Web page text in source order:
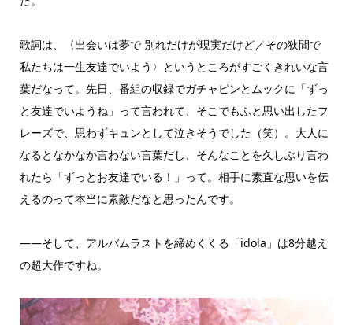
歌詞は、〈出会いは夢で 別れだけが現実だけど／その狭間で
私たちは一生友達でいよう〉というところがすごくきれいな言
葉だなって。先日、番組の収録でガチャピンとムックに「ずっ
と友達でいようね」って言われて、そこでもふと思い出したフ
レーズで、思わずキュンとして泣きそうでした（笑）。大人に
なるとなかなか言わない言葉だし、そんなことを久しぶり言わ
れたら「ずっとお友達でいる！」って。相手に素直な思いを伝
えるのって本当に素敵だなと思ったんです。
――そして、アルバムラストを締めくくる「idola」は8分越え
の超大作ですね。